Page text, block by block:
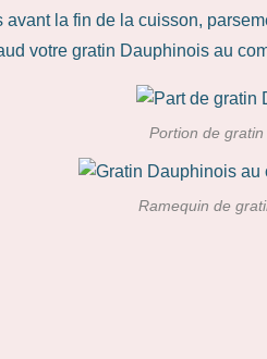
avant la fin de la cuisson,
votre gratin Dauphinois au
Portion de gratin
Ramequin de